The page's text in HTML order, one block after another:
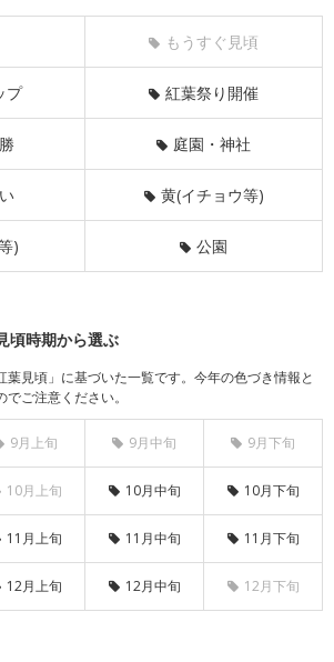
もうすぐ見頃
プ 紅葉祭り開催
庭園・神社
黄(イチョウ等)
) 公園
頃時期から選ぶ
見頃」に基づいた一覧です。今年の色づき情報と
ご注意ください。
9月上旬 9月中旬 9月下旬
10月上旬 10月中旬 10月下旬
11月上旬 11月中旬 11月下旬
12月上旬 12月中旬 12月下旬